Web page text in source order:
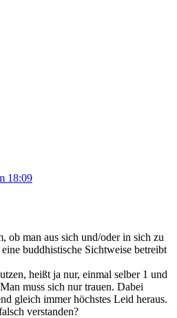
18:09
ob man aus sich und/oder in sich zu
buddhistische Sichtweise betreibt
heißt ja nur, einmal selber 1 und
muss sich nur trauen. Dabei
gleich immer höchstes Leid heraus.
verstanden?